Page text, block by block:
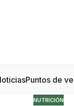
Puntos de
NUTRICIÓN